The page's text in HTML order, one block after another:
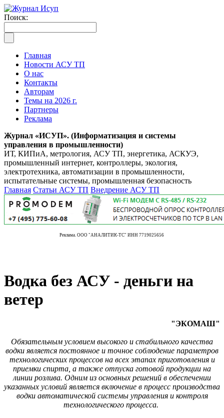
Поиск:
Главная
Новости АСУ ТП
О нас
Контакты
Авторам
Темы на 2026 г.
Партнеры
Реклама
Журнал «ИСУП». (Информатизация и системы
управления в промышленности)
ИТ, КИПиА, метрология, АСУ ТП, энергетика, АСКУЭ,
промышленный интернет, контроллеры, экология,
электротехника, автоматизации в промышленности,
испытательные системы, промышленная безопасность
Главная Статьи АСУ ТП Внедрение АСУ ТП
Реклама. ООО "АНАЛИТИК-ТС" ИНН 7719025656
Водка без АСУ - деньги на
ветер
"ЭКОМАШ"
Обязательным условием высокого и стабильного качества
водки является постоянное и точное соблюдение параметров
технологических процессов на всех этапах приготовления и
приемки спирта, а также отпуска готовой продукции на
линии розлива. Одним из основных решений в обеспечении
указанных условий является включение в процесс производства
водки автоматической системы управления и контроля
технологического процесса.